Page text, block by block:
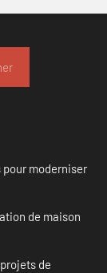
moderniser
de maison
de